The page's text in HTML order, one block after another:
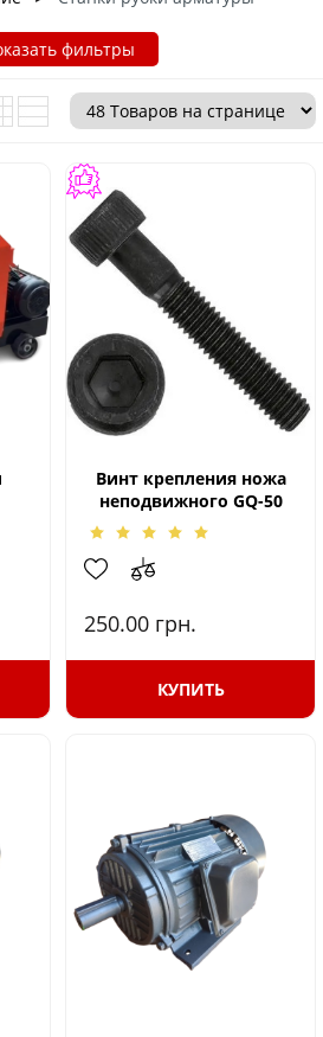
фильтры
Винт крепления ножа
неподвижного GQ-50
250.00 грн.
КУПИТЬ